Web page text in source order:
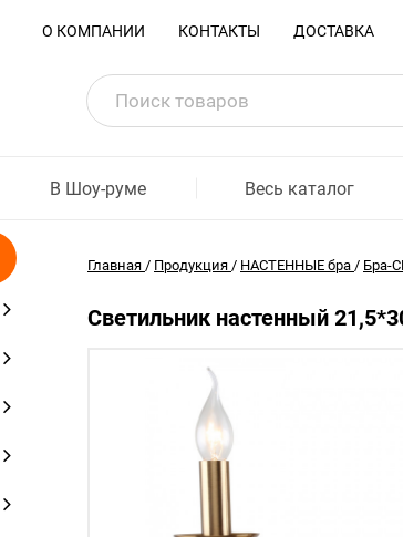
О КОМПАНИИ КОНТАКТЫ ДОСТАВКА
В Шоу-руме Весь каталог
Главная / Продукция / НАСТЕННЫЕ бра / Бра-
Светильник настенный